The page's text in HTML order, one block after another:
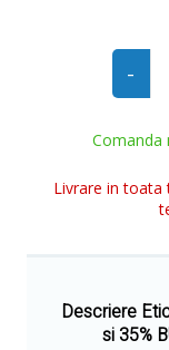
-
Comanda
Livrare in toata
Descriere
si 35%